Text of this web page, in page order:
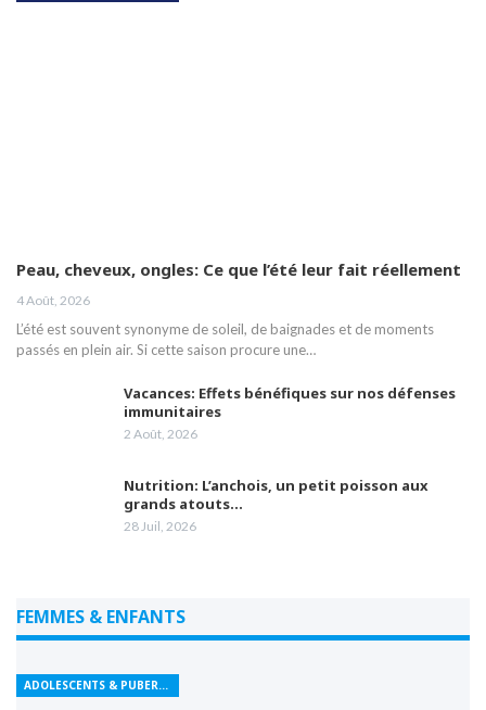
Peau, cheveux, ongles: Ce que l’été leur fait réellement
4 Août, 2026
L’été est souvent synonyme de soleil, de baignades et de moments
passés en plein air. Si cette saison procure une…
Vacances: Effets bénéfiques sur nos défenses
immunitaires
2 Août, 2026
Nutrition: L’anchois, un petit poisson aux
grands atouts…
28 Juil, 2026
FEMMES & ENFANTS
ADOLESCENTS & PUBERTÉ